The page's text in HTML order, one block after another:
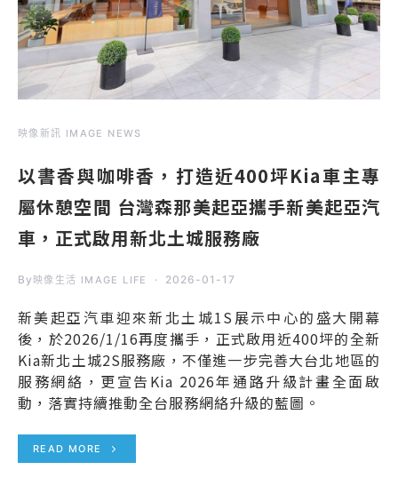
映像新訊 IMAGE NEWS
以書香與咖啡香，打造近400坪Kia車主專
屬休憩空間 台灣森那美起亞攜手新美起亞汽
車，正式啟用新北土城服務廠
By 映像生活 IMAGE LIFE 2026-01-17
新美起亞汽車迎來新北土城1S展示中心的盛大開幕
後，於2026/1/16再度攜手，正式啟用近400坪的全新
Kia新北土城2S服務廠，不僅進一步完善大台北地區的
服務網絡，更宣告Kia 2026年通路升級計畫全面啟
動，落實持續推動全台服務網絡升級的藍圖。
READ MORE